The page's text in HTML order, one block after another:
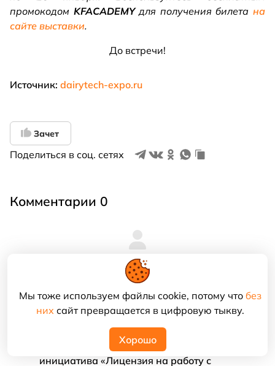
промокодом KFACADEMYдля получения билетана
сайте выставки.
До встречи!
Источник: dairytech-expo.ru
Зачет
Поделиться в соц. сетях
Комментарии 0
зарегистрируйтесь
комментарий
Международная образовательная
инициатива «Лицензия на работу с
Мы тоже используем файлы cookie, потому что без
нихсайт превращается в цифровую тыкву.
Хорошо